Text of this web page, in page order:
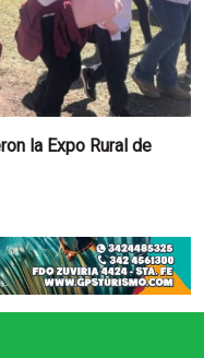
la Expo Rural de